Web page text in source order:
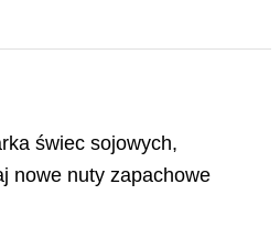
świec sojowych,
nowe nuty zapachowe